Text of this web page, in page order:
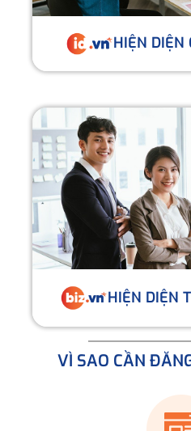
HIỆN DIỆN
HIỆN DIỆN
VÌ SAO CẦN